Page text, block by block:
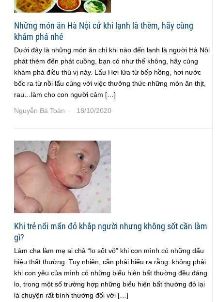
Những món ăn Hà Nội cứ khi lạnh là thèm, hãy cùng
khám phá nhé
Dưới đây là những món ăn chỉ khi nào đến lạnh là người Hà Nội
phát thèm đến phát cuồng, bạn có như thế không, hãy cùng
khám phá điều thú vị này. Lẩu Hơi lửa từ bếp hồng, hơi nước
bốc ra từ nồi lẩu cùng với việc thưởng thức những món ăn thịt,
rau…làm cho con người cảm […]
Nguyễn Bá Toàn · 18/10/2020·
Khi trẻ nổi mẩn đỏ khắp người nhưng không sốt cần làm
gì?
Làm cha làm mẹ ai chả “lo sốt vó” khi con mình có những dấu
hiệu thất thường. Tuy nhiên, cần phải hiểu ra rằng: không phải
khi con yêu của mình có những biểu hiện bất thường đều đáng
lo, trong một số trường hợp những biểu hiện bất thường đó lại
là chuyện rất bình thường đối với […]